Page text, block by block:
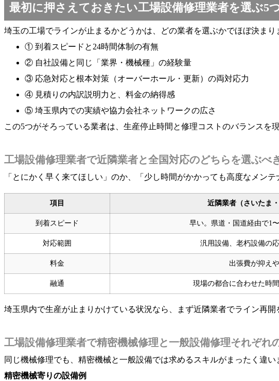
最初に押さえておきたい工場設備修理業者を選ぶ5
埼玉の工場でラインが止まるかどうかは、どの業者を選ぶかでほぼ決ま
① 到着スピードと24時間体制の有無
② 自社設備と同じ「業界・機械種」の経験量
③ 応急対応と根本対策（オーバーホール・更新）の両対応力
④ 見積りの内訳説明力と、料金の納得感
⑤ 埼玉県内での実績や協力会社ネットワークの広さ
この5つがそろっている業者は、生産停止時間と修理コストのバランスを
工場設備修理業者で近隣業者と全国対応のどちらを選ぶべ
「とにかく早く来てほしい」のか、「少し時間がかかっても高度なメン
項目 近隣業者（さいたま・
到着スピード 早い。県道・国道経由で1
対応範囲 汎用設備、老朽設備の
料金 出張費が抑え
融通 現場の都合に合わせた時
埼玉県内で生産が止まりかけている状況なら、まず近隣業者でライン再
工場設備修理業者で精密機械修理と一般設備修理それぞれ
同じ機械修理でも、精密機械と一般設備では求めるスキルがまったく違
精密機械寄りの設備例